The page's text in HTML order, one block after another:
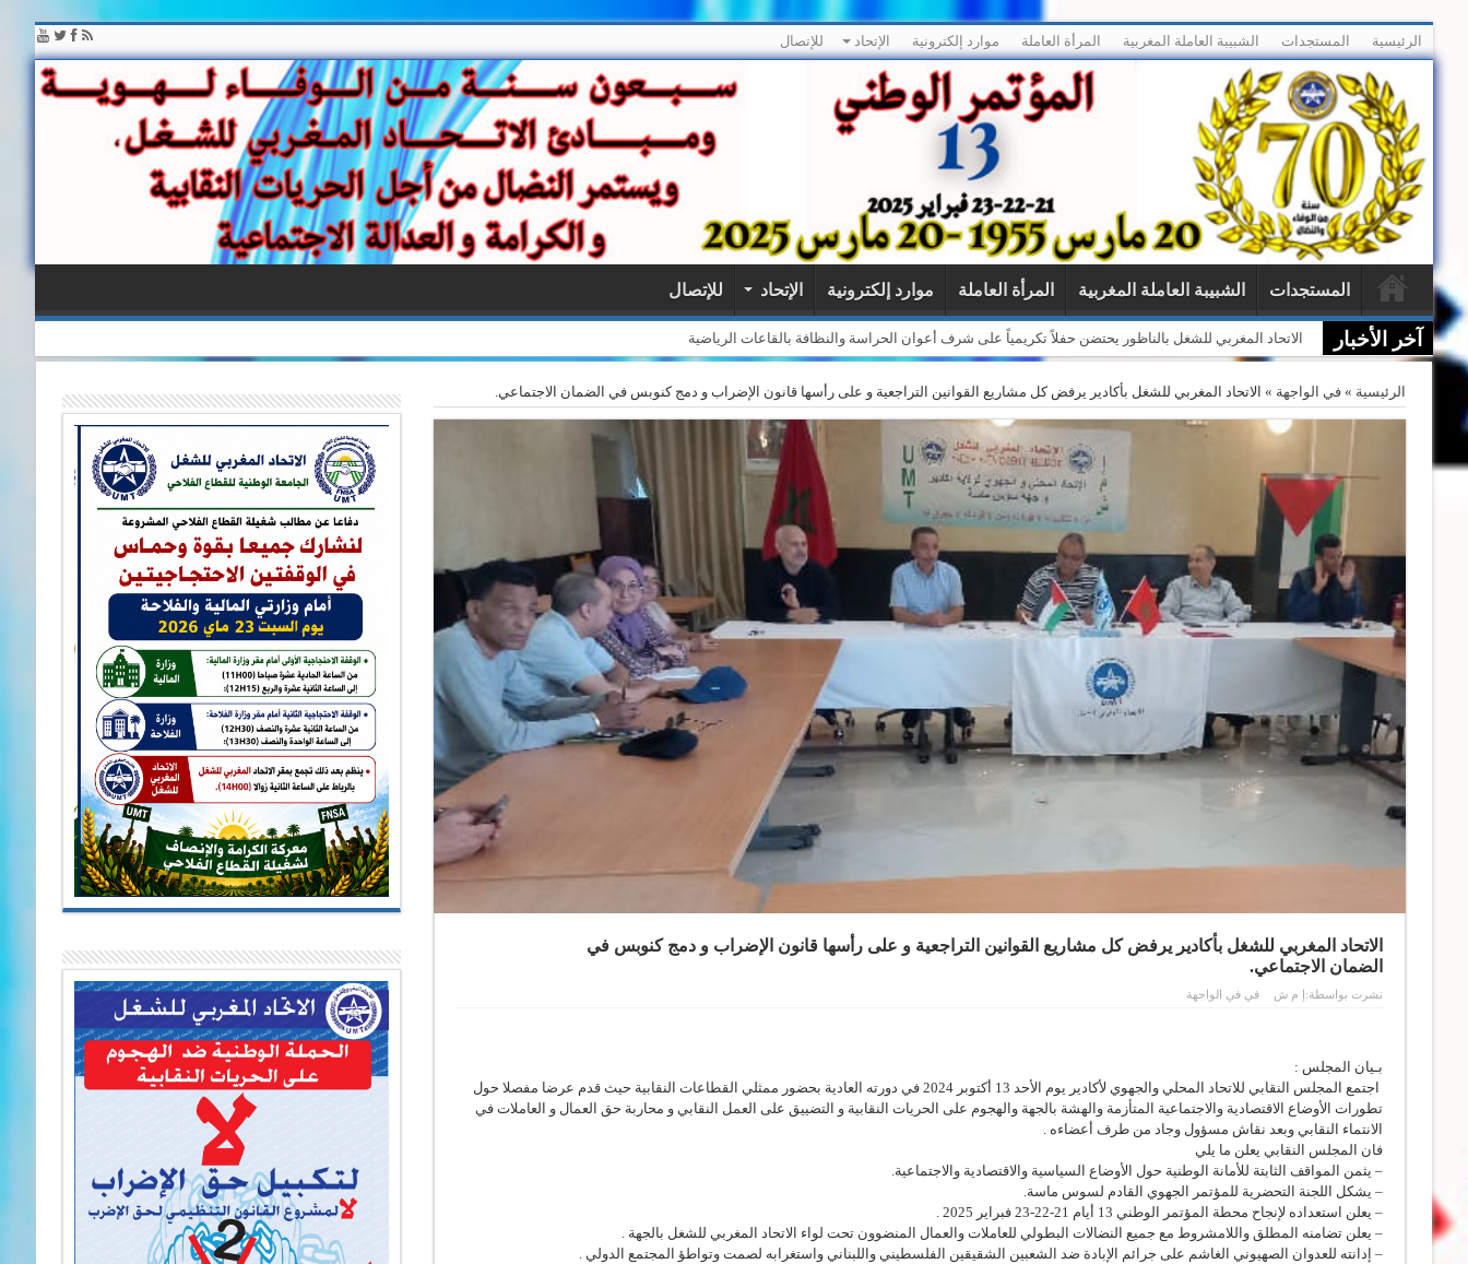
الرئيسية المستجدات الشبيبة العاملة المغربية المرأة العاملة موارد إلكترونية الإتحاد للإتصال
المستجدات الشبيبة العاملة المغربية المرأة العاملة موارد إلكترونية الإتحاد للإتصال
آخر الأخبار الاتحاد المغربي للشغل بالناظور يحتضن حفلاً تكريمياً على شرف أعوان الحراسة والنظافة بالقاعات الرياضية
الرئيسية » في الواجهة » الاتحاد المغربي للشغل بأكادير يرفض كل مشاريع القوانين التراجعية و على رأسها قانون الإضراب و دمج كنوبس في الضمان الاجتماعي.
الاتحاد المغربي للشغل بأكادير يرفض كل مشاريع القوانين التراجعية و على رأسها قانون الإضراب و دمج كنوبس في
الضمان الاجتماعي.
نشرت بواسطة: إ م ش في في الواجهة
بـيان المجلس :
اجتمع المجلس النقابي للاتحاد المحلي والجهوي لأكادير يوم الأحد 13 أكتوبر 2024 في دورته العادية بحضور ممثلي القطاعات النقابية حيث قدم عرضا مفصلا حول
تطورات الأوضاع الاقتصادية والاجتماعية المتأزمة والهشة بالجهة والهجوم على الحريات النقابية و التضييق على العمل النقابي و محاربة حق العمال و العاملات في
الانتماء النقابي وبعد نقاش مسؤول وجاد من طرف أعضاءه .
فان المجلس النقابي يعلن ما يلي
– يثمن المواقف الثابتة للأمانة الوطنية حول الأوضاع السياسية والاقتصادية والاجتماعية.
– يشكل اللجنة التحضرية للمؤتمر الجهوي القادم لسوس ماسة.
– يعلن استعداده لإنجاح محطة المؤتمر الوطني 13 أيام 21-22-23 فبراير 2025 .
– يعلن تضامنه المطلق واللامشروط مع جميع النضالات البطولي للعاملات والعمال المنضوون تحت لواء الاتحاد المغربي للشغل بالجهة .
– إدانته للعدوان الصهيوني الغاشم على جرائم الإبادة ضد الشعبين الشقيقين الفلسطيني واللبناني واستغرابه لصمت وتواطؤ المجتمع الدولي .